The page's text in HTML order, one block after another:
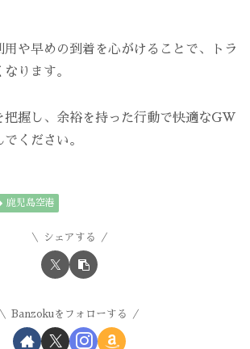
用や早めの到着を心がけることで、トラ
ります。
把握し、余裕を持った行動で快適なGW
ください。
鹿児島空港
シェアする
Banzokuをフォローする